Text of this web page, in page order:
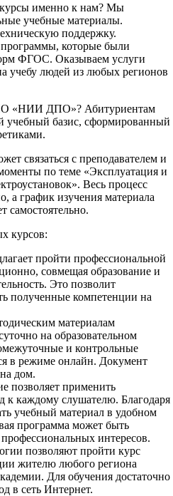
именно к нам? Мы
учебные материалы.
поддержку.
программы, которые были
ФГОС. Оказываем услуги
учебу людей из любых регионов
«НИИ ДПО»? Абитуриентам
учебный базис, сформированный
связаться с преподавателем и
по теме «Эксплуатация и
Весь процесс
а график изучения материала
самостоятельно.
курсов:
пройти профессиональной
совмещая образование и
Это позволит
полученные компетенции на
материалам
на образовательном
и контрольные
в режиме онлайн. Документ
дом.
позволяет применить
к каждому слушателю. Благодаря
учебный материал в удобном
программа может быть
интересов.
позволяют пройти курс
жителю любого региона
Для обучения достаточно
в сеть Интернет.